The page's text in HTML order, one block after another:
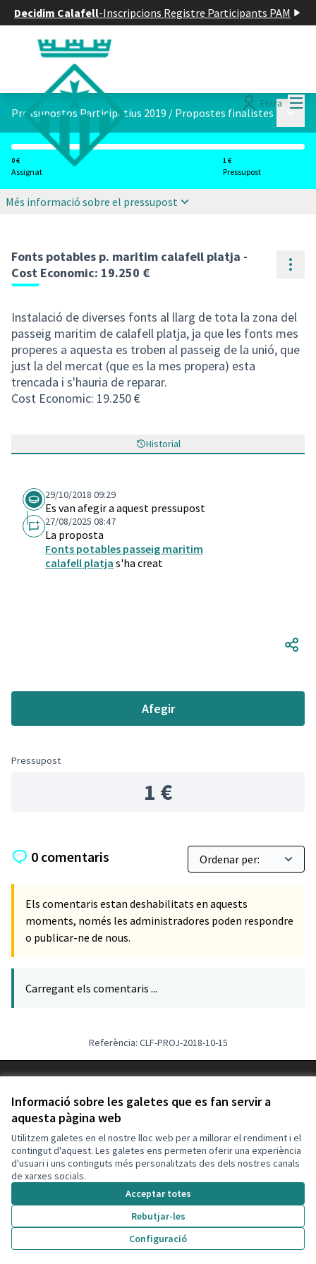
Informació sobre les galetes que es fan servir a
aquesta pàgina web
Utilitzem galetes en el nostre lloc web per a millorar el rendiment i el
contingut d'aquest. Les galetes ens permeten oferir una experiència
d'usuari i uns continguts més personalitzats des dels nostres canals
de xarxes socials.
Acceptar totes
Rebutjar-les
Configuració
Decidim Calafell-Inscripcions Registre Participants PAM
Entra
Pressupostos Participatius 2019 / Propostes finalistes
0 €
Assignat
1 €
Pressupost
Votar pressupost
Més informació sobre el pressupost
Fonts potables p. maritim calafell platja -
Cost Economic: 19.250 €
Instalació de diverses fonts al llarg de tota la zona del
passeig maritim de calafell platja, ja que les fonts mes
properes a aquesta es troben al passeig de la unió, que
just la del mercat (que es la mes propera) esta
trencada i s'hauria de reparar.
Cost Economic: 19.250 €
Historial
29/10/2018 09:29
Es van afegir a aquest pressupost
27/08/2025 08:47
La proposta
Fonts potables passeig maritim
calafell platja s'ha creat
Afegir
Pressupost
1 €
0 comentaris
Els comentaris estan deshabilitats en aquests
moments, només les administradores poden respondre
o publicar-ne de nous.
Carregant els comentaris ...
Referència: CLF-PROJ-2018-10-15
Configuració de les galetes
Decidim Calafell a X
(Enllaç extern)
Decidim Calafell a Facebook
(Enllaç extern)
Decidim Calafell a YouTube
(Enllaç extern)
Decidim Calafell a GitHub
(Enllaç extern)
(Enllaç extern)programari lliure
(Enllaç extern)
.